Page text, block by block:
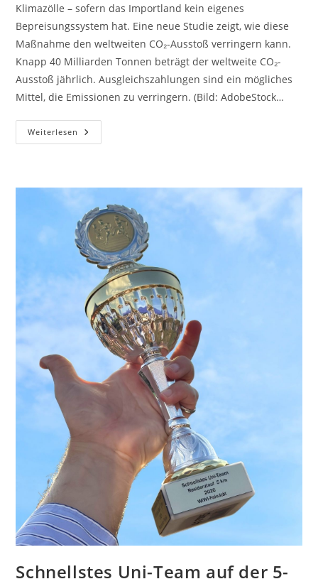
Klimazölle – sofern das Importland kein eigenes
Bepreisungssystem hat. Eine neue Studie zeigt, wie diese
Maßnahme den weltweiten CO₂-Ausstoß verringern kann.
Knapp 40 Milliarden Tonnen beträgt der weltweite CO₂-
Ausstoß jährlich. Ausgleichszahlungen sind ein mögliches
Mittel, die Emissionen zu verringern. (Bild: AdobeStock…
Weiterlesen CO₂-
Zölle
Schnellstes Uni-Team auf der 5-